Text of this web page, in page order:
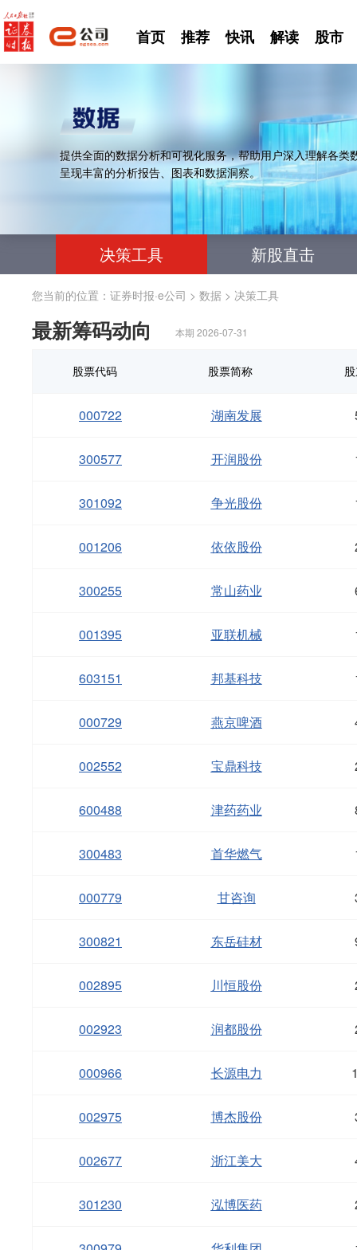
首页 推荐 快讯 解读 股市
提供全面的数据分析和可视化服务，帮助用户深入理解各
呈现丰富的分析报告、图表和数据洞察。
决策工具 新股直击
您当前的位置： 证券时报·e公司 > 数据 > 决策工具
最新筹码动向 本期 2026-07-31
股票代码 股票简称
000722 湖南发展
300577 开润股份
301092 争光股份
001206 依依股份
300255 常山药业
001395 亚联机械
603151 邦基科技
000729 燕京啤酒
002552 宝鼎科技
600488 津药药业
300483 首华燃气
000779 甘咨询
300821 东岳硅材
002895 川恒股份
002923 润都股份
000966 长源电力
002975 博杰股份
002677 浙江美大
301230 泓博医药